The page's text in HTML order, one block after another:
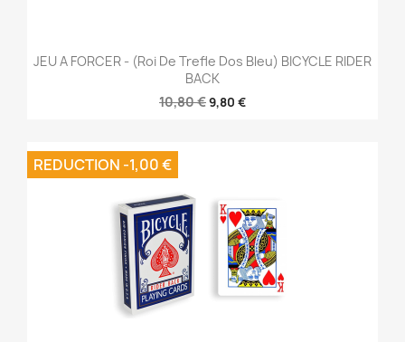
JEU A FORCER - (Roi De Trefle Dos Bleu) BICYCLE RIDER
BACK
10,80 €9,80 €
REDUCTION -1,00 €